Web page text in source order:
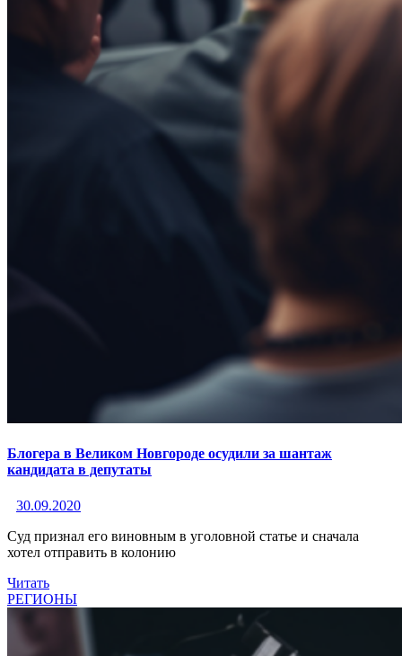
Блогера в Великом Новгороде осудили за шантаж
кандидата в депутаты
30.09.2020
Суд признал его виновным в уголовной статье и сначала
хотел отправить в колонию
Читать
РЕГИОНЫ